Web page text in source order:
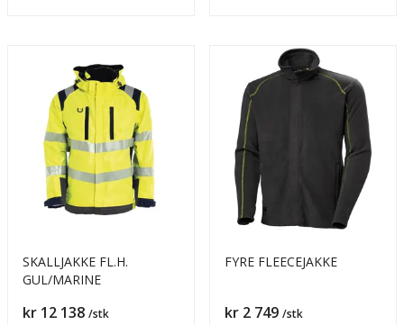
SKALLJAKKE FL.H.
GUL/MARINE
Pris
kr 12 138 /stk
FYRE FLEECEJAKKE
Pris
kr 2 749 /stk